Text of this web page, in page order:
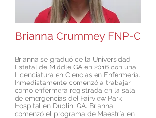
Brianna Crummey FNP-C
Brianna se graduó de la Universidad
Estatal de Middle GA en 2016 con una
Licenciatura en Ciencias en Enfermería.
Inmediatamente comenzó a trabajar
como enfermera registrada en la sala
de emergencias del Fairview Park
Hospital en Dublin, GA. Brianna
comenzó el programa de Maestría en